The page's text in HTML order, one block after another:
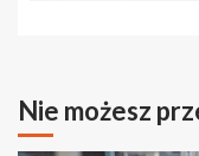
Nie możesz